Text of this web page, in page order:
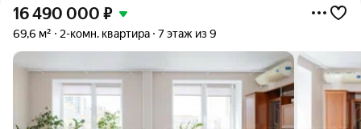
16 490 000 ₽
69,6 м² 2-комн. квартира 7 этаж из 9